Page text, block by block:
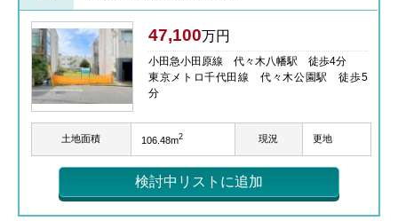
47,100万円
小田急小田原線 代々木八幡駅 徒歩4分
東京メトロ千代田線 代々木公園駅 徒歩5
分
土地面積 106.48m2 現況 更地
検討中リストに追加